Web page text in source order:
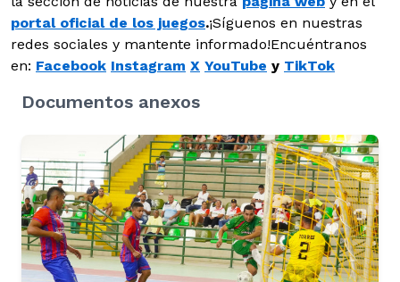
portal oficial de los juegos.¡Síguenos en nuestras
redes sociales y mantente informado!Encuéntranos
en: Facebook Instagram X YouTube y TikTok
Documentos anexos